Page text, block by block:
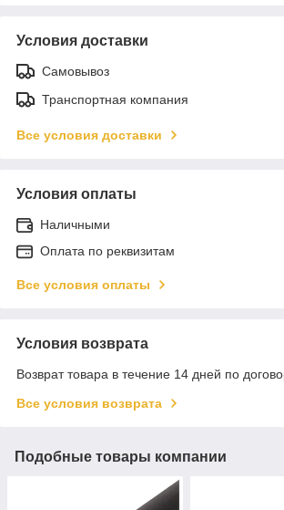
Условия доставки
Самовывоз
Транспортная компания
Все условия доставки
Условия оплаты
Наличными
Оплата по реквизитам
Все условия оплаты
Условия возврата
Возврат товара в течение 14 дней по
Все условия возврата
Подобные товары компании